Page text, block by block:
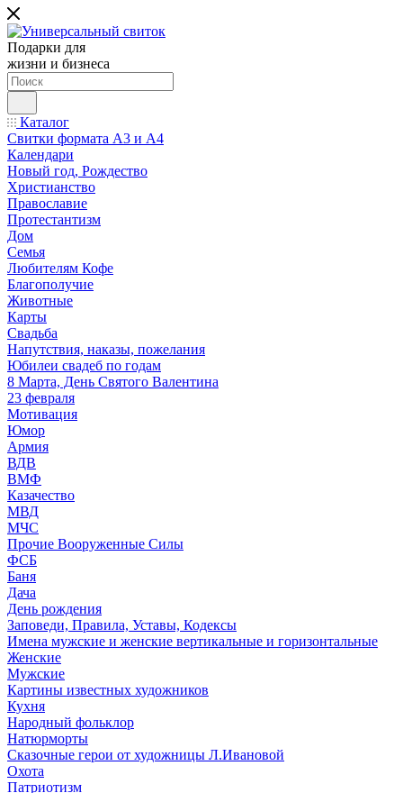
Подарки для
жизни и бизнеса
Каталог
Свитки формата А3 и А4
Календари
Новый год, Рождество
Христианство
Православие
Протестантизм
Дом
Семья
Любителям Кофе
Благополучие
Животные
Карты
Свадьба
Напутствия, наказы, пожелания
Юбилеи свадеб по годам
8 Марта, День Святого Валентина
23 февраля
Мотивация
Юмор
Армия
ВДВ
ВМФ
Казачество
МВД
МЧС
Прочие Вооруженные Силы
ФСБ
Баня
Дача
День рождения
Заповеди, Правила, Уставы, Кодексы
Имена мужские и женские вертикальные и горизонтальные
Женские
Мужские
Картины известных художников
Кухня
Народный фольклор
Натюрморты
Сказочные герои от художницы Л.Ивановой
Охота
Патриотизм